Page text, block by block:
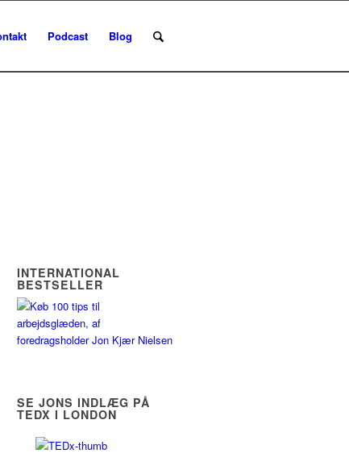
Podcast Blog
INTERNATIONAL
BESTSELLER
SE JONS INDLÆG PÅ
TEDX I LONDON